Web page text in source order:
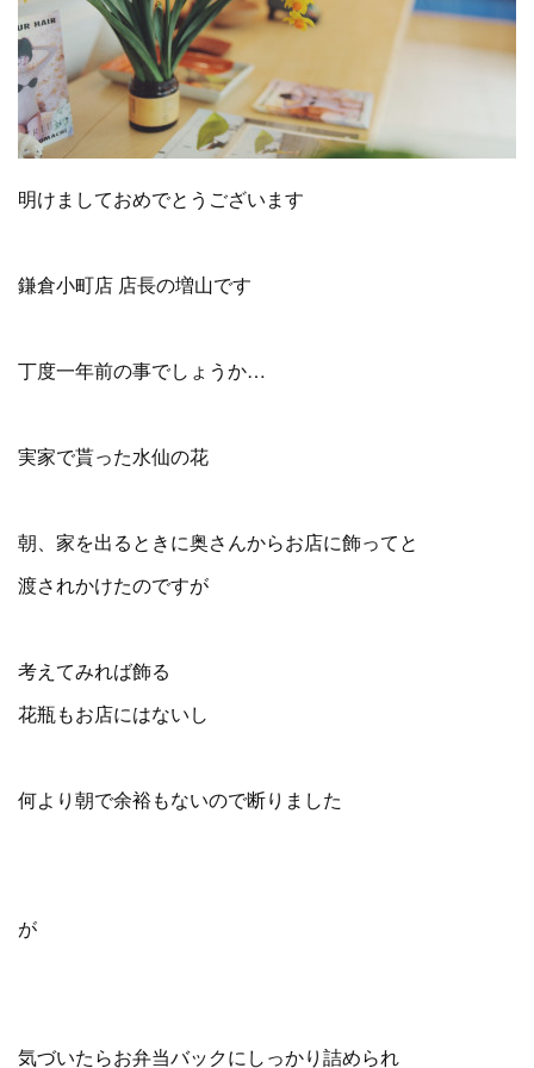
明けましておめでとうございます
鎌倉小町店 店長の増山です
丁度一年前の事でしょうか…
実家で貰った水仙の花
朝、家を出るときに奥さんからお店に飾ってと
渡されかけたのですが
考えてみれば飾る
花瓶もお店にはないし
何より朝で余裕もないので断りました
が
気づいたらお弁当バックにしっかり詰められ